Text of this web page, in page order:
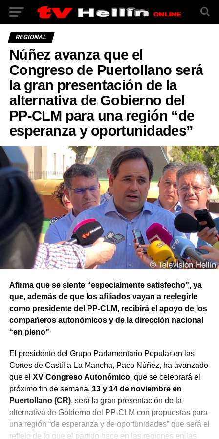
REGIONAL
Núñez avanza que el
Congreso de Puertollano será
la gran presentación de la
alternativa de Gobierno del
PP-CLM para una región “de
esperanza y oportunidades”
Afirma que se siente “especialmente satisfecho”, ya
que, además de que los afiliados vayan a reelegirle
como presidente del PP-CLM, recibirá el apoyo de los
compañeros autonómicos y de la dirección nacional
“en pleno”
El presidente del Grupo Parlamentario Popular en las
Cortes de Castilla-La Mancha, Paco Núñez, ha avanzado
que el XV Congreso Autonómico, que se celebrará el
próximo fin de semana, 13 y 14 de noviembre en
Puertollano (CR), será la gran presentación de la
alternativa de Gobierno del PP-CLM con propuestas para
una región “de esperanza y de oportunidades” que será el
reflejo de lo que el partido hace en las regiones en las